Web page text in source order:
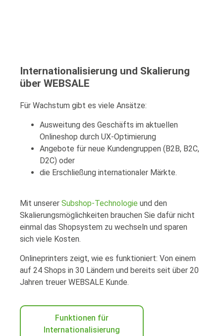
Internationalisierung und Skalierung
über WEBSALE
Für Wachstum gibt es viele Ansätze:
Ausweitung des Geschäfts im aktuellen
Onlineshop durch UX-Optimierung
Angebote für neue Kundengruppen (B2B, B2C,
D2C) oder
die Erschließung internationaler Märkte.
Mit unserer Subshop-Technologie und den
Skalierungsmöglichkeiten brauchen Sie dafür nicht
einmal das Shopsystem zu wechseln und sparen
sich viele Kosten.
Onlineprinters zeigt, wie es funktioniert: Von einem
auf 24 Shops in 30 Ländern und bereits seit über 20
Jahren treuer WEBSALE Kunde.
Funktionen für
Internationalisierung